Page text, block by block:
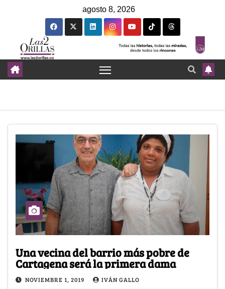
agosto 8, 2026
Una vecina del barrio más pobre de
Cartagena será la primera dama
NOVIEMBRE 1, 2019 IVÁN GALLO